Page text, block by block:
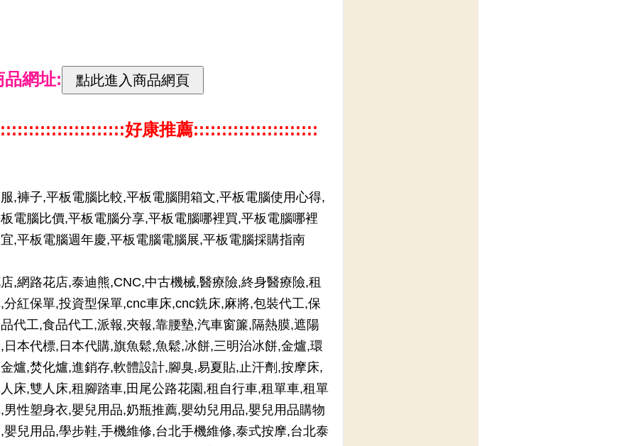
品網址:
::::::::::::::::::::::好康推薦::::::::::::::::::::::
,褲子,平板電腦比較,平板電腦開箱文,平板電腦使用心得,
電腦比價,平板電腦分享,平板電腦哪裡買,平板電腦哪裡
,平板電腦週年慶,平板電腦電腦展,平板電腦採購指南
,網路花店,泰迪熊,CNC,中古機械,醫療險,終身醫療險,租
分紅保單,投資型保單,cnc車床,cnc銑床,麻將,包裝代工,保
代工,食品代工,派報,夾報,靠腰墊,汽車窗簾,隔熱膜,遮陽
日本代標,日本代購,旗魚鬆,魚鬆,冰餅,三明治冰餅,金爐,環
爐,焚化爐,進銷存,軟體設計,腳臭,易夏貼,止汗劑,按摩床,
床,雙人床,租腳踏車,田尾公路花園,租自行車,租單車,租單
男性塑身衣,嬰兒用品,奶瓶推薦,嬰幼兒用品,嬰兒用品購物
嬰兒用品,學步鞋,手機維修,台北手機維修,泰式按摩,台北泰